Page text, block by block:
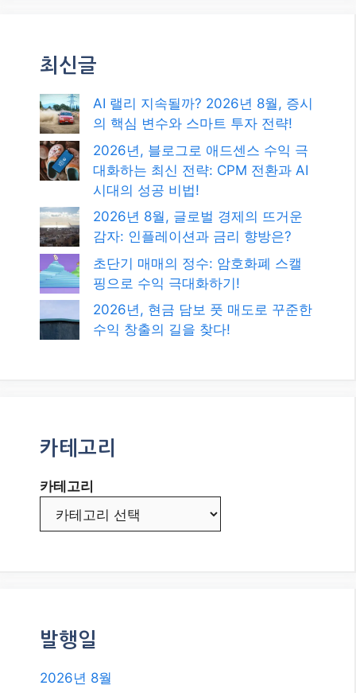
최신글
AI 랠리 지속될까? 2026년 8월, 증시
의 핵심 변수와 스마트 투자 전략!
2026년, 블로그로 애드센스 수익 극
대화하는 최신 전략: CPM 전환과 AI
시대의 성공 비법!
2026년 8월, 글로벌 경제의 뜨거운
감자: 인플레이션과 금리 향방은?
초단기 매매의 정수: 암호화폐 스캘
핑으로 수익 극대화하기!
2026년, 현금 담보 풋 매도로 꾸준한
수익 창출의 길을 찾다!
카테고리
카테고리
발행일
2026년 8월